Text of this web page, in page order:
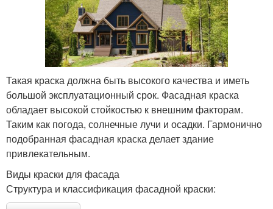
Такая краска должна быть высокого качества и иметь
большой эксплуатационный срок. Фасадная краска
обладает высокой стойкостью к внешним факторам.
Таким как погода, солнечные лучи и осадки. Гармонично
подобранная фасадная краска делает здание
привлекательным.
Виды краски для фасада
Структура и классификация фасадной краски: